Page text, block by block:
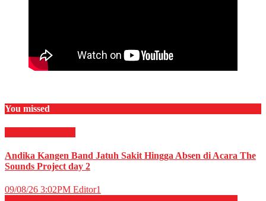
You missed
Andika Kangen Band Jatuh Sakit Hingga Absen di Acara The
Sounds Project day 2
09/08/26 3:02PM Editor1